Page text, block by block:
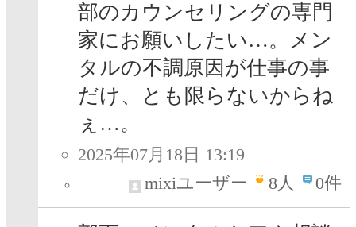
部のカウンセリングの専門
家にお願いしたい…。メン
タルの不調原因が仕事の事
だけ、とも限らないからね
ぇ…。
2025年07月18日 13:19
mixiユーザー
8人 0件